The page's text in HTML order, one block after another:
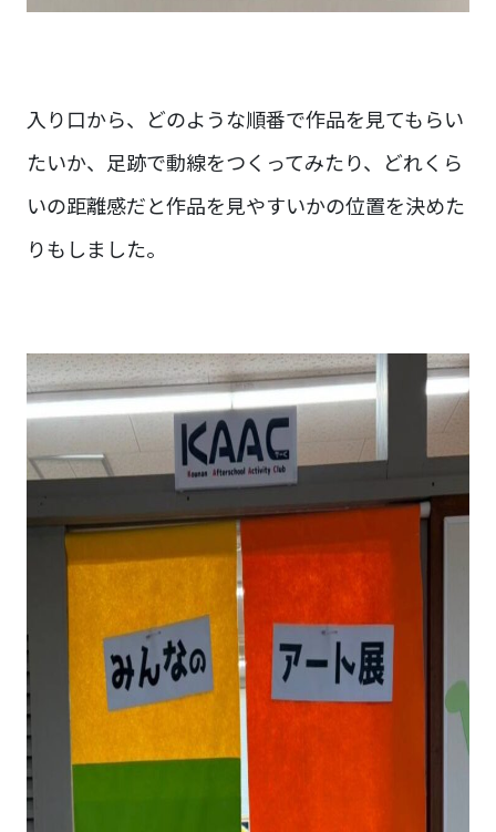
入り口から、どのような順番で作品を見てもらい
たいか、足跡で動線をつくってみたり、どれくら
いの距離感だと作品を見やすいかの位置を決めた
りもしました。